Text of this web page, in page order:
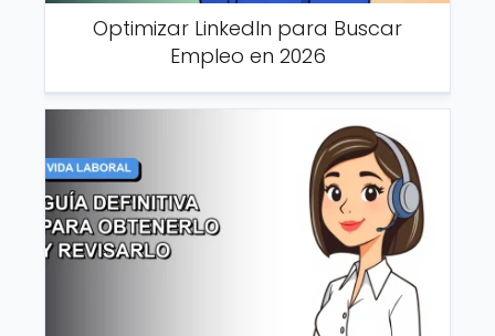
Optimizar LinkedIn para Buscar
Empleo en 2026